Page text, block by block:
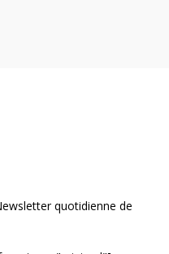
quotidienne de